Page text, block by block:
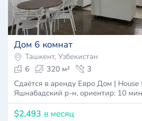
Дом 6 комнат
Ташкент, Узбекистан
6
320 м²
3
Сдаётся в аренду Евро Дом | House for
Яшнабадский р-н, ориентир: 10
$2,493 в месяц